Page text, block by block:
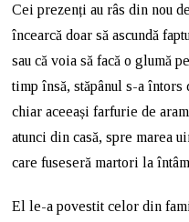
Cei prezenți au râs din nou
încearcă doar să ascundă
sau că voia să facă o glumă
timp însă, stăpânul s-a întors
chiar aceeași farfurie de
atunci din casă, spre marea
care fuseseră martori la
El le-a povestit celor din